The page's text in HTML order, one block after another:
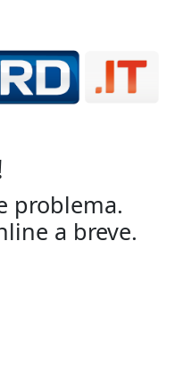
problema.
a breve.